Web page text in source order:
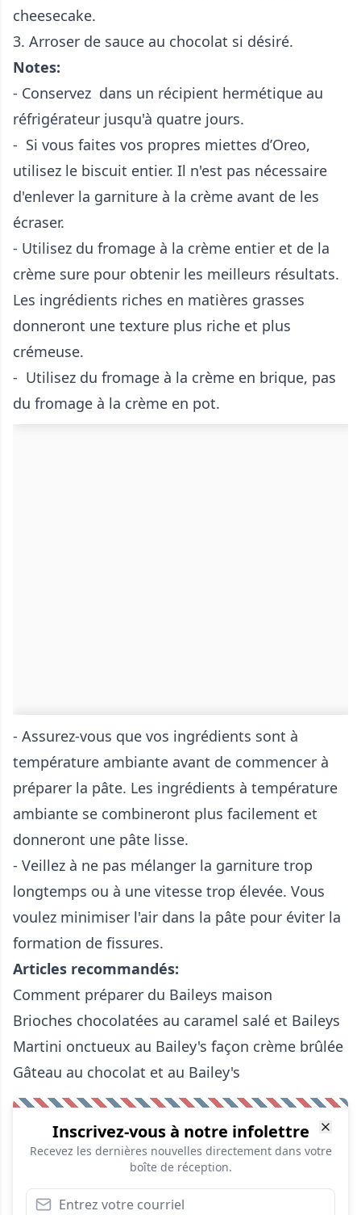
cheesecake.
3. Arroser de sauce au chocolat si désiré.
Notes:
- Conservez dans un récipient hermétique au
réfrigérateur jusqu'à quatre jours.
- Si vous faites vos propres miettes d’Oreo,
utilisez le biscuit entier. Il n'est pas nécessaire
d'enlever la garniture à la crème avant de les
écraser.
- Utilisez du fromage à la crème entier et de la
crème sure pour obtenir les meilleurs résultats.
Les ingrédients riches en matières grasses
donneront une texture plus riche et plus
crémeuse.
- Utilisez du fromage à la crème en brique, pas
du fromage à la crème en pot.
- Assurez-vous que vos ingrédients sont à
température ambiante avant de commencer à
préparer la pâte. Les ingrédients à température
ambiante se combineront plus facilement et
donneront une pâte lisse.
- Veillez à ne pas mélanger la garniture trop
longtemps ou à une vitesse trop élevée. Vous
voulez minimiser l'air dans la pâte pour éviter la
formation de fissures.
Articles recommandés:
Comment préparer du Baileys maison
Brioches chocolatées au caramel salé et Baileys
Martini onctueux au Bailey's façon crème brûlée
Gâteau au chocolat et au Bailey's
Inscrivez-vous à notre infolettre
Recevez les dernières nouvelles directement dans votre
boîte de réception.